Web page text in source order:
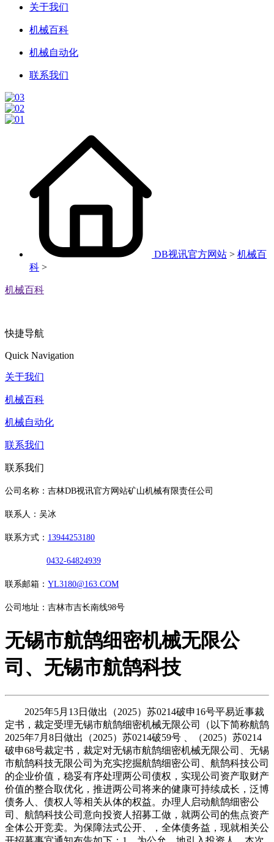
关于我们
机械百科
机械自动化
联系我们
DB视讯官方网站 > 机械百
科 >
机械百科
快捷导航
Quick Navigation
关于我们
机械百科
机械自动化
联系我们
联系我们
公司名称：吉林DB视讯官方网站矿山机械有限责任公司
联系人：吴冰
联系方式： 13944253180
0432-64824939
联系邮箱： YL3180@163.COM
公司地址：吉林市吉长南线98号
无锡市航鹄细密机械无限公
司、无锡市航鹄科技
2025年5月13日做出（2025）苏0214破申16号平易近事裁
定书，裁定受理无锡市航鹄细密机械无限公司（以下简称航鹄
2025年7月8日做出（2025）苏0214破59号 、（2025）苏0214
破申68号裁定书，裁定对无锡市航鹄细密机械无限公司、无锡
市航鹄科技无限公司为充实挖掘航鹄细密公司、航鹄科技公司
的企业价值，稳妥有序处理两公司债权，实现公司资产取财产
价值的整合取优化，推进两公司将来的健康可持续成长，泛博
债务人、债权人等相关从体的权益。办理人启动航鹄细密公
司、航鹄科技公司意向投资人招募工做，就两公司的焦点资产
全体公开竞卖。为保障法式公开、，全体债务益，现就相关公